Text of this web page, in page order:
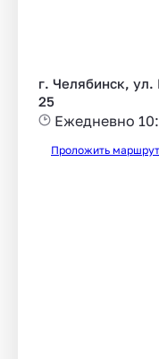
г. Челябинск,
25
Ежедневно
Проложить маршрут